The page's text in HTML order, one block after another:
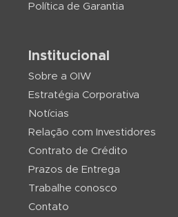
Política de Garantia
Institucional
Sobre a OIW
Estratégia Corporativa
Notícias
Relação com Investidores
Contrato de Crédito
Prazos de Entrega
Trabalhe conosco
Contato